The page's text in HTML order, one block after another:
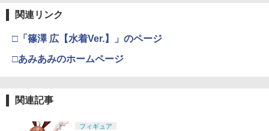
関連リンク
□「篠澤 広【水着Ver.】」のページ
□あみあみのホームページ
関連記事
フィギュア